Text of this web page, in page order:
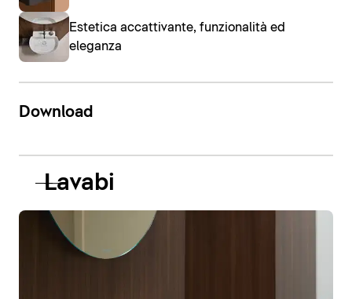
Estetica accattivante, funzionalità ed
eleganza
Download
Lavabi